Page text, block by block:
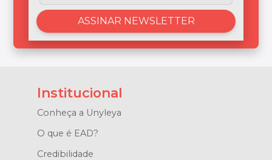
Institucional
Conheça a Unyleya
O que é EAD?
Credibilidade